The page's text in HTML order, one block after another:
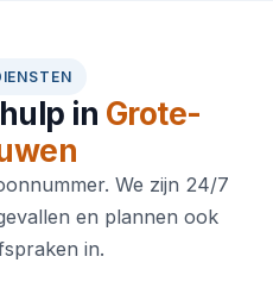
in Grote-
We zijn 24/7
en plannen ook
in.